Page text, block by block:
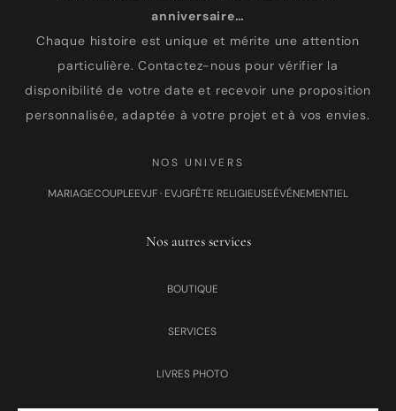
anniversaire…
Chaque histoire est unique et mérite une attention
particulière. Contactez-nous pour vérifier la
disponibilité de votre date et recevoir une proposition
personnalisée, adaptée à votre projet et à vos envies.
NOS UNIVERS
MARIAGECOUPLEEVJF · EVJGFÊTE RELIGIEUSEÉVÉNEMENTIEL
Nos autres services
BOUTIQUE
SERVICES
LIVRES PHOTO